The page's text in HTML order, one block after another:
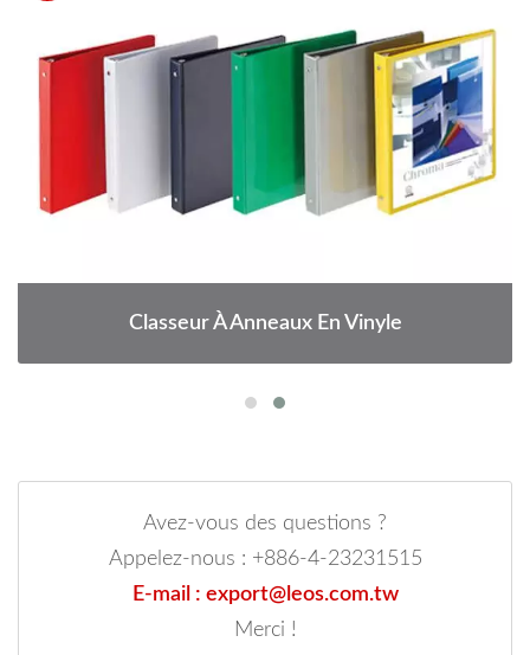
Classeur À Anneaux En Vinyle
Avez-vous des questions ?
Appelez-nous : +886-4-23231515
E-mail : export@leos.com.tw
Merci !